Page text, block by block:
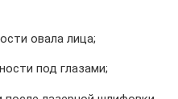
овала лица;
под глазами;